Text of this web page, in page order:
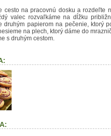
cesto na pracovnú dosku a rozdeľte
valec rozvaľkáme na dĺžku
druhým papierom na pečenie, ktorý
na plech, ktorý dáme do
s druhým cestom.